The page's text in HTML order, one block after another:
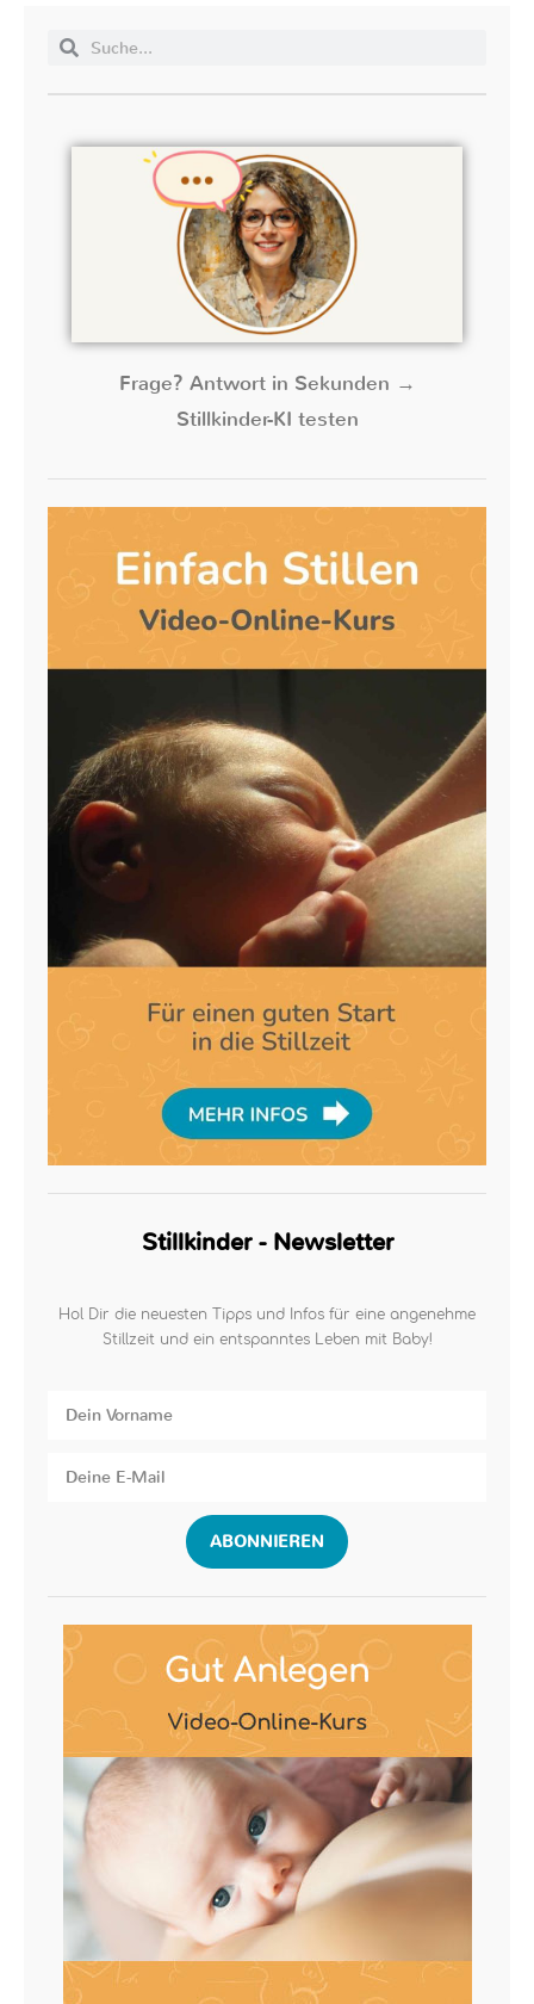
Frage? Antwort in Sekunden →
Stillkinder-KI testen
Stillkinder - Newsletter
Hol Dir die neuesten Tipps und Infos für eine angenehme
Stillzeit und ein entspanntes Leben mit Baby!
ABONNIEREN